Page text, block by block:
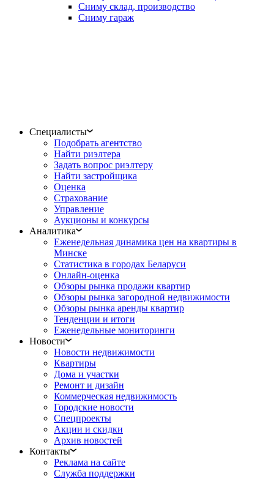
Сниму склад, производство
Сниму гараж
Специалисты
Подобрать агентство
Найти риэлтера
Задать вопрос риэлтеру
Найти застройщика
Оценка
Страхование
Управление
Аукционы и конкурсы
Аналитика
Еженедельная динамика цен на квартиры в
Минске
Статистика в городах Беларуси
Онлайн-оценка
Обзоры рынка продажи квартир
Обзоры рынка загородной недвижимости
Обзоры рынка аренды квартир
Тенденции и итоги
Еженедельные мониторинги
Новости
Новости недвижимости
Квартиры
Дома и участки
Ремонт и дизайн
Коммерческая недвижимость
Городские новости
Спецпроекты
Акции и скидки
Архив новостей
Контакты
Реклама на сайте
Служба поддержки